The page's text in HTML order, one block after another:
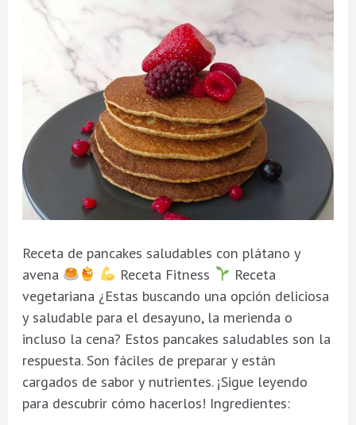
Receta de pancakes saludables con plátano y
avena
Receta Fitness
Receta
vegetariana ¿Estas buscando una opción deliciosa
y saludable para el desayuno, la merienda o
incluso la cena? Estos pancakes saludables son la
respuesta. Son fáciles de preparar y están
cargados de sabor y nutrientes. ¡Sigue leyendo
para descubrir cómo hacerlos! Ingredientes:
avena